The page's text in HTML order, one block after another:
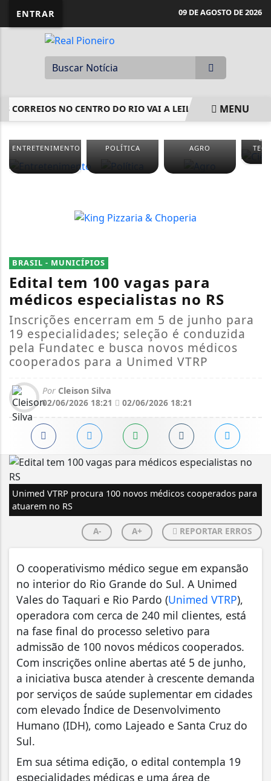
ENTRAR 09 DE AGOSTO DE 2026
NO CENTRO DO RIO VAI A LEILÃO NESTA QUINTA
MENU
ENTRETENIMENTO POLÍTICA AGRO
BRASIL - MUNICÍPIOS
Edital tem 100 vagas para
médicos especialistas no RS
Inscrições encerram em 5 de junho para
19 especialidades; seleção é conduzida
pela Fundatec e busca novos médicos
cooperados para a Unimed VTRP
Por Cleison Silva
02/06/2026 18:21
02/06/2026 18:21
Unimed VTRP procura 100 novos médicos cooperados para
atuarem no RS
A- A+ REPORTAR ERROS
O cooperativismo médico segue em expansão
no interior do Rio Grande do Sul. A Unimed
Vales do Taquari e Rio Pardo (Unimed VTRP),
operadora com cerca de 240 mil clientes, está
na fase final do processo seletivo para
admissão de 100 novos médicos cooperados.
Com inscrições online abertas até 5 de junho,
a iniciativa busca atender à crescente demanda
por serviços de saúde suplementar em cidades
com elevado Índice de Desenvolvimento
Humano (IDH), como Lajeado e Santa Cruz do
Sul.
Em sua sétima edição, o edital contempla 19
especialidades médicas e uma área de